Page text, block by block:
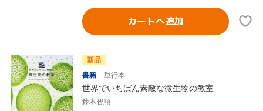
カートへ追加
新品
書籍
単行本
世界でいちばん素敵な微生物の教室
鈴木智順